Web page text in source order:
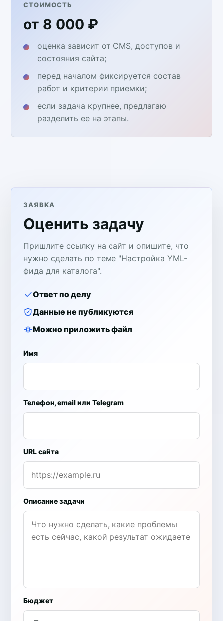
СТОИМОСТЬ
от 8 000 ₽
оценка зависит от CMS, доступов и
состояния сайта;
перед началом фиксируется состав
работ и критерии приемки;
если задача крупнее, предлагаю
разделить ее на этапы.
ЗАЯВКА
Оценить задачу
Пришлите ссылку на сайт и опишите, что
нужно сделать по теме "Настройка YML-
фида для каталога".
Ответ по делу
Данные не публикуются
Можно приложить файл
Имя
Телефон, email или Telegram
URL сайта
Описание задачи
Бюджет